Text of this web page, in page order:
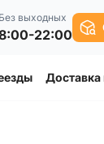
Без выходных
22:00
Доставка